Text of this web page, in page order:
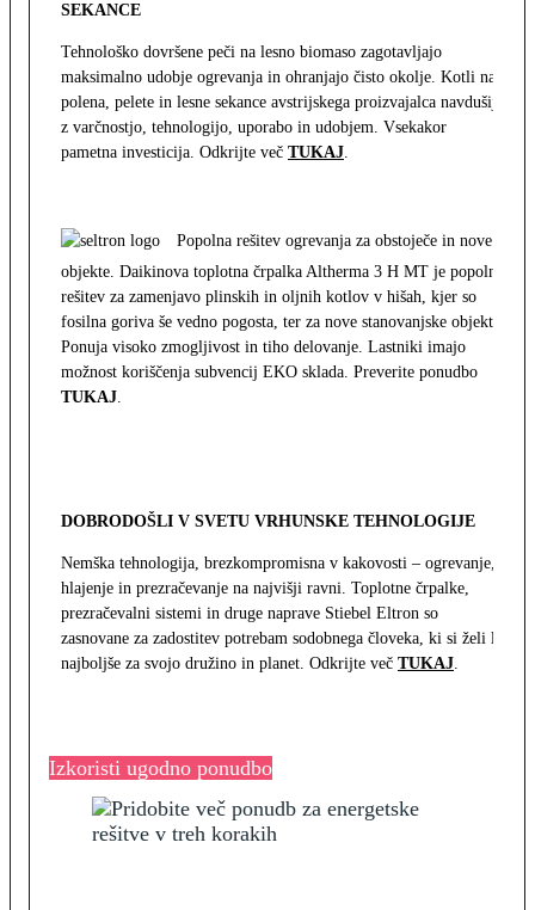
SEKANCE
Tehnološko dovršene peči na lesno biomaso zagotavljajo
maksimalno udobje ogrevanja in ohranjajo čisto okolje. Kotli na
polena, pelete in lesne sekance avstrijskega proizvajalca navdušijo
z varčnostjo, tehnologijo, uporabo in udobjem. Vsekakor
pametna investicija. Odkrijte več TUKAJ.
Popolna rešitev ogrevanja za obstoječe in nove
objekte. Daikinova toplotna črpalka Altherma 3 H MT je popolna
rešitev za zamenjavo plinskih in oljnih kotlov v hišah, kjer so
fosilna goriva še vedno pogosta, ter za nove stanovanjske objekte.
Ponuja visoko zmogljivost in tiho delovanje. Lastniki imajo
možnost koriščenja subvencij EKO sklada. Preverite ponudbo
TUKAJ.
DOBRODOŠLI V SVETU VRHUNSKE TEHNOLOGIJE
Nemška tehnologija, brezkompromisna v kakovosti – ogrevanje,
hlajenje in prezračevanje na najvišji ravni. Toplotne črpalke,
prezračevalni sistemi in druge naprave Stiebel Eltron so
zasnovane za zadostitev potrebam sodobnega človeka, ki si želi le
najboljše za svojo družino in planet. Odkrijte več TUKAJ.
Izkoristi ugodno ponudbo